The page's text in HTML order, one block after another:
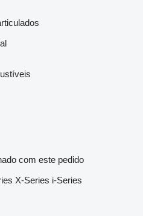
com este pedido
X-Series i-Series